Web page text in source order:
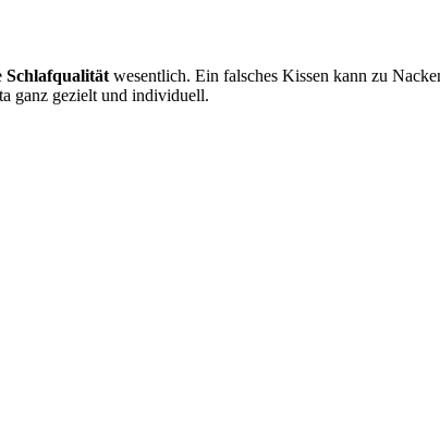
Schlafqualität wesentlich. Ein falsches Kissen kann zu
ganz gezielt und individuell.